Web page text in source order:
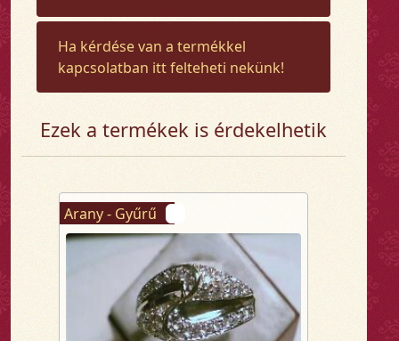
Ha kérdése van a termékkel
kapcsolatban itt felteheti nekünk!
Ezek a termékek is érdekelhetik
Arany - Gyűrű